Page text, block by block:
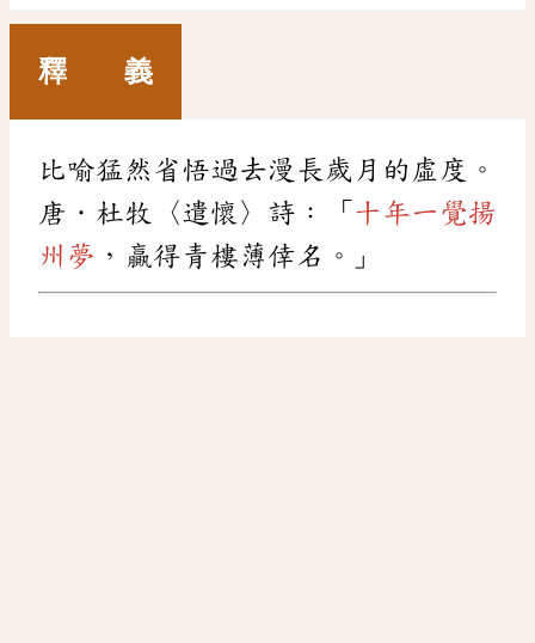
釋 義
比喻猛然省悟過去漫長歲月的虛度。
唐．杜牧〈遣懷〉詩：「 十年一覺揚
州夢 ，贏得青樓薄倖名。」